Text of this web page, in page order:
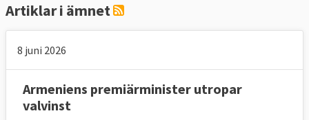
Artiklar i ämnet
8 juni 2026
Armeniens premiärminister utropar
valvinst